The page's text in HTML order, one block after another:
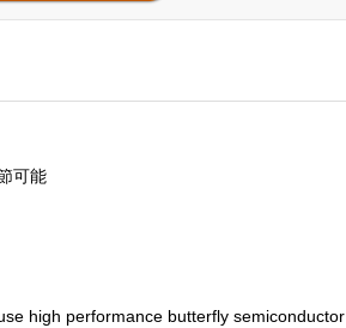
可能
high performance butterfly semiconductor